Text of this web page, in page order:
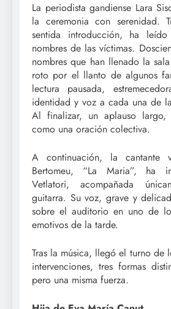
La periodista gandiense Lara
la ceremonia con serenidad.
sentida introducción, ha
nombres de las víctimas.
nombres que han llenado la
roto por el llanto de algunos
lectura pausada,
identidad y voz a cada una de
Al finalizar, un aplauso largo,
como una oración colectiva.
A continuación, la cantante
Bertomeu, “La Maria”, ha
Vetlatori, acompañada
guitarra. Su voz, grave y
sobre el auditorio en uno de
emotivos de la tarde.
Tras la música, llegó el turno de
intervenciones, tres formas
pero una misma fuerza.